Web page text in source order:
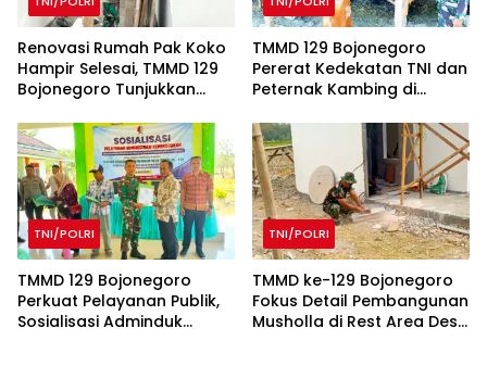
Renovasi Rumah Pak Koko
Hampir Selesai, TMMD 129
Bojonegoro Tunjukkan
TMMD 129 Bojonegoro
Pererat Kedekatan TNI dan
Peternak Kambing di
TNI/POLRI
TMMD 129 Bojonegoro
Perkuat Pelayanan Publik,
Sosialisasi Adminduk
TNI/POLRI
TMMD ke-129 Bojonegoro
Fokus Detail Pembangunan
Musholla di Rest Area Desa